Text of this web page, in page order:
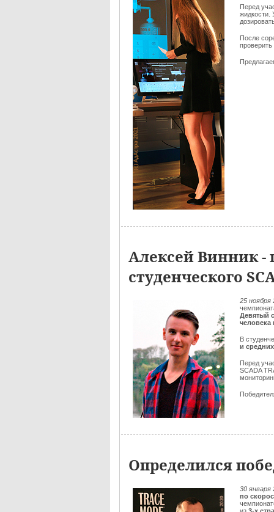
Перед
жидкости.
После
Алексей Винник -
студенческого
25 ноября
Девятый
человека
В
и
Перед
SCADA
Определился
30 января
по